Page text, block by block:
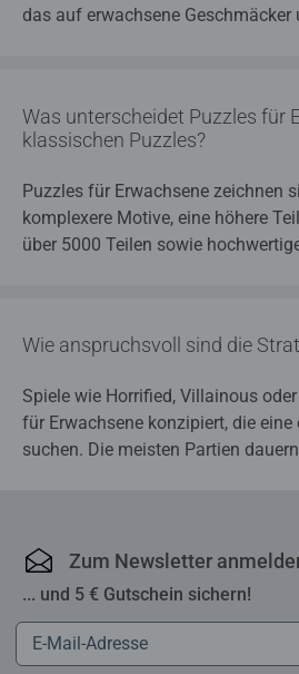
das auf erwachsene Geschmäcker
Was unterscheidet Puzzles für
klassischen Puzzles?
Puzzles für Erwachsene zeichnen
komplexere Motive, eine höhere
über 5000 Teilen sowie
Wie anspruchsvoll sind die
Spiele wie Horrified, Villainous
für Erwachsene konzipiert, die
suchen. Die meisten Partien
Zum Newsletter
... und 5 € Gutschein sichern!